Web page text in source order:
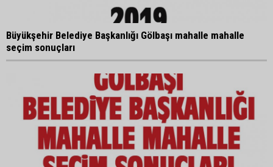
Büyükşehir Belediye Başkanlığı Gölbaşı mahalle mahalle
seçim sonuçları